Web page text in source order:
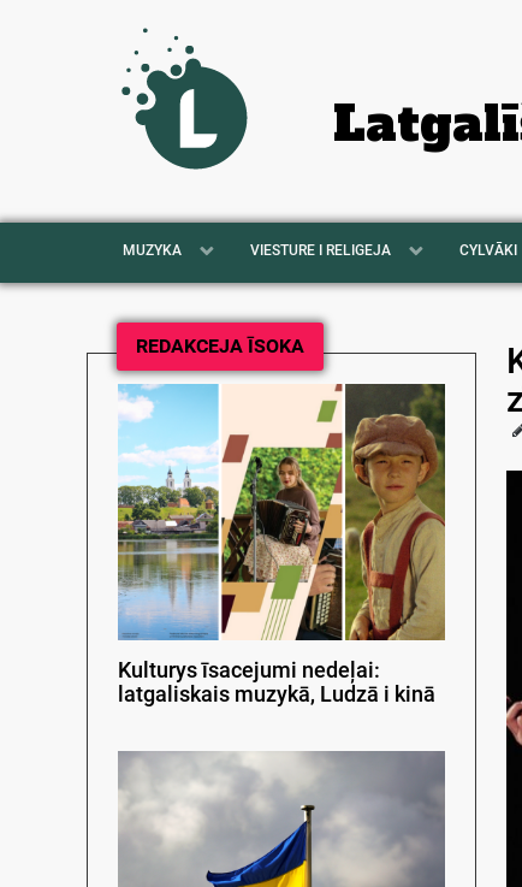
MUZYKA VIESTURE I RELIGEJA CYLVĀKI
REDAKCEJA ĪSOKA
Kulturys īsacejumi nedeļai:
latgaliskais muzykā, Ludzā i kinā